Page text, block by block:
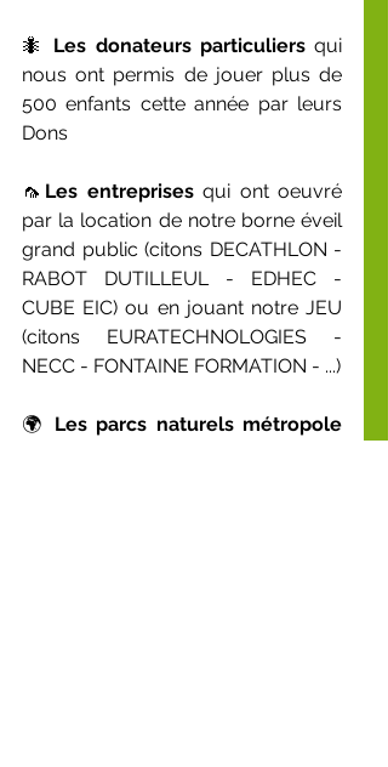
🐜 Les donateurs particuliers qui
nous ont permis de jouer plus de
500 enfants cette année par leurs
Dons
🦟 Les entreprises qui ont oeuvré
par la location de notre borne éveil
grand public (citons DECATHLON -
RABOT DUTILLEUL - EDHEC -
CUBE EIC) ou en jouant notre JEU
(citons EURATECHNOLOGIES -
NECC - FONTAINE FORMATION - ...)
🌍 Les parcs naturels métropole